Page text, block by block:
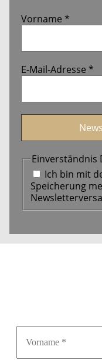
Vorname *
E-Mail-Adresse *
Einverständnis
Ich bin mit
Speicherung